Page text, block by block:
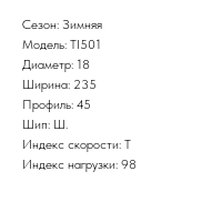
Сезон: Зимняя
Модель: TI501
Диаметр: 18
Ширина: 235
Профиль: 45
Шип: Ш.
Индекс скорости: T
Индекс нагрузки: 98